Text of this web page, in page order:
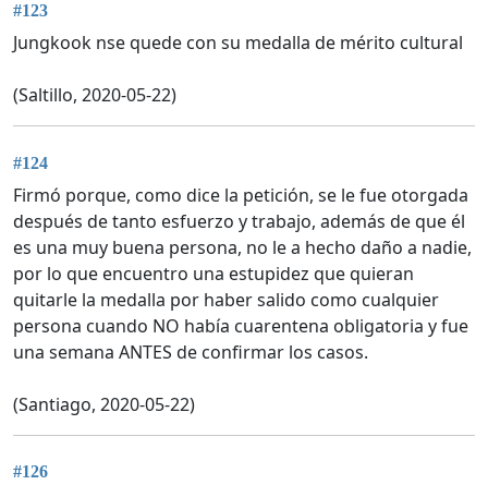
#123
Jungkook nse quede con su medalla de mérito cultural
(Saltillo, 2020-05-22)
#124
Firmó porque, como dice la petición, se le fue otorgada
después de tanto esfuerzo y trabajo, además de que él
es una muy buena persona, no le a hecho daño a nadie,
por lo que encuentro una estupidez que quieran
quitarle la medalla por haber salido como cualquier
persona cuando NO había cuarentena obligatoria y fue
una semana ANTES de confirmar los casos.
(Santiago, 2020-05-22)
#126